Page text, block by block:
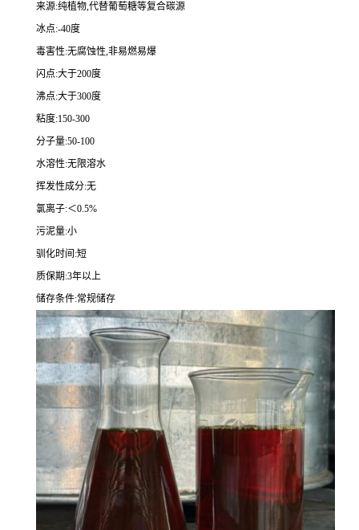
来源:纯植物,代替葡萄糖等复合碳源
冰点:-40度
毒害性:无腐蚀性,非易燃易爆
闪点:大于200度
沸点:大于300度
粘度:150-300
分子量:50-100
水溶性:无限溶水
挥发性成分:无
氯离子:＜0.5%
污泥量:小
驯化时间:短
质保期:3年以上
储存条件:常规储存